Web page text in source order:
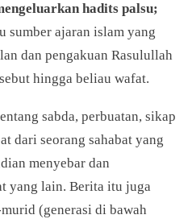
hadits palsu;
sumber ajaran islam yang
dan pengakuan Rasulullah
hingga beliau wafat.
sabda, perbuatan, sikap
dari seorang sahabat yang
menyebar dan
yang lain. Berita itu juga
(generasi di bawah